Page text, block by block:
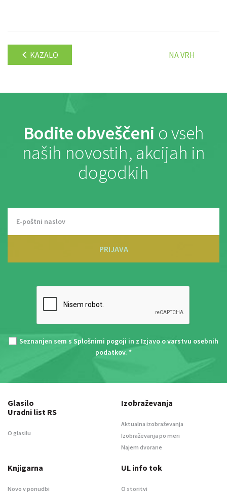
KAZALO NA VRH
Bodite obveščeni o vseh
naših novostih, akcijah in
dogodkih
PRIJAVA
Seznanjen sem s Splošnimi pogoji in z Izjavo o varstvu osebnih
podatkov. *
Glasilo
Uradni list RS
O glasilu
Izobraževanja
Aktualna izobraževanja
Izobraževanja po meri
Najem dvorane
Knjigarna
Novo v ponudbi
UL info tok
O storitvi